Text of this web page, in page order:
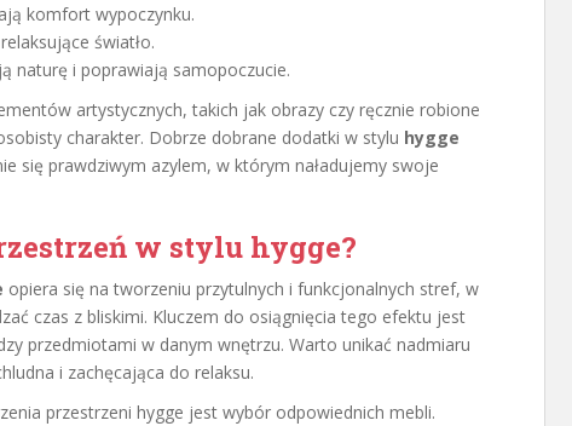
komfort wypoczynku.
światło.
naturę i poprawiają samopoczucie.
artystycznych, takich jak obrazy czy ręcznie robione
charakter. Dobrze dobrane dodatki w stylu hygge
się prawdziwym azylem, w którym naładujemy swoje
w stylu hygge?
opiera się na tworzeniu przytulnych i funkcjonalnych stref, w
czas z bliskimi. Kluczem do osiągnięcia tego efektu jest
przedmiotami w danym wnętrzu. Warto unikać nadmiaru
i zachęcająca do relaksu.
przestrzeni hygge jest wybór odpowiednich mebli.